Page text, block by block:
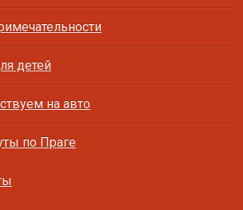
детей
на авто
по Праге